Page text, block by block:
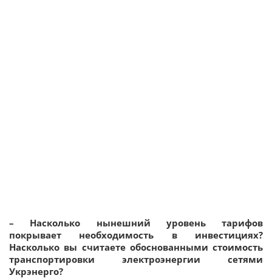
– Насколько нынешний уровень тарифов
покрывает необходимость в инвестициях?
Насколько вы считаете обоснованными стоимость
транспортировки электроэнергии сетями
Укрэнерго?